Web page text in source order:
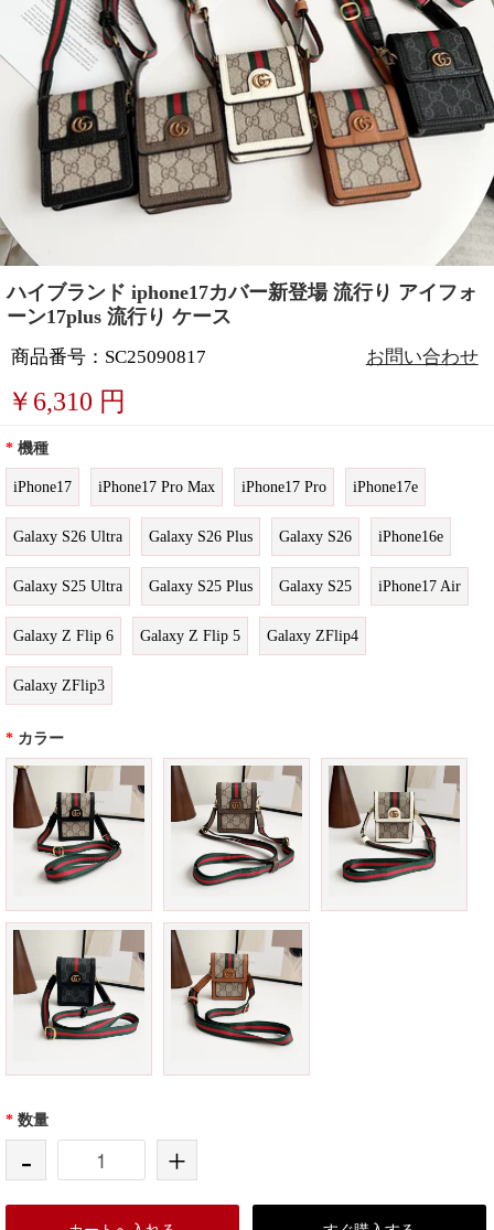
ハイブランド iphone17カバー新登場 流行り アイフォ
ーン17plus 流行り ケース
商品番号：SC25090817 お問い合わせ
￥ 6,310 円
* 機種
iPhone17 iPhone17 Pro Max iPhone17 Pro iPhone17e
Galaxy S26 Ultra Galaxy S26 Plus Galaxy S26 iPhone16e
Galaxy S25 Ultra Galaxy S25 Plus Galaxy S25 iPhone17 Air
Galaxy Z Flip 6 Galaxy Z Flip 5 Galaxy ZFlip4
Galaxy ZFlip3
* カラー
* 数量
- +